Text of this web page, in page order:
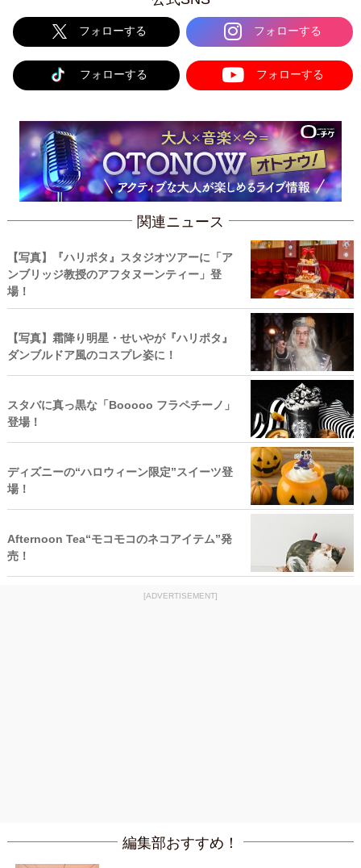
フォローする フォローする
フォローする フォローする
関連ニュース
【写真】『ハリポタ』スタジオツアーに「ア
ンブリッジ教授のアフタヌーンティー」登
場！
【写真】霜降り明星・せいやが『ハリポタ』
ダンブルドア風のコスプレ姿に！
スタバに真っ黒な「Booooo フラペチーノ」
登場！
ディズニーの“ハロウィーン限定”スイーツ登
場！
Afternoon Tea“モコモコのネコアイテム”発
売！
[ADVERTISEMENT]
編集部おすすめ！